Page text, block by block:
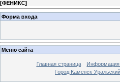
[ФЕНИКС]
Форма входа
Меню сайта
Главная страница Информация
Город Каменск-Уральский